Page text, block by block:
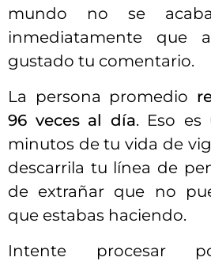
mundo no se
inmediatamente que
gustado tu comentario.
La persona promedio
96 veces al día. Eso es
minutos de tu vida de
descarrila tu línea de
de extrañar que no
que estabas haciendo.
Intente procesar